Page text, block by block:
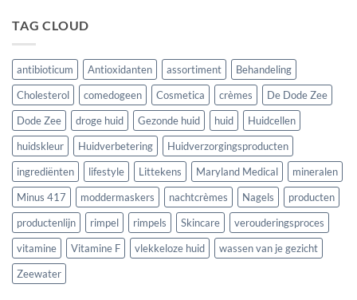
TAG CLOUD
antibioticum Antioxidanten assortiment
Behandeling
Cholesterol
comedogeen Cosmetica crèmes
De Dode Zee
Dode Zee
droge huid Gezonde huid huid
Huidcellen
huidskleur
Huidverbetering
Huidverzorgingsproducten
ingrediënten
lifestyle Littekens Maryland Medical
mineralen
Minus 417
moddermaskers nachtcrèmes Nagels
producten
productenlijn
rimpel rimpels Skincare
verouderingsproces
vitamine
Vitamine F vlekkeloze huid
wassen van je gezicht
Zeewater